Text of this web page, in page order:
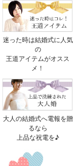
迷った時は結婚式に人気
の
王道アイテムがオスス
メ！
大人の結婚式へ電報を贈
るなら
上品な祝電を♪